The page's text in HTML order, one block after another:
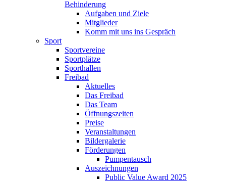
Behinderung
Aufgaben und Ziele
Mitglieder
Komm mit uns ins Gespräch
Sport
Sportvereine
Sportplätze
Sporthallen
Freibad
Aktuelles
Das Freibad
Das Team
Öffnungszeiten
Preise
Veranstaltungen
Bildergalerie
Förderungen
Pumpentausch
Auszeichnungen
Public Value Award 2025